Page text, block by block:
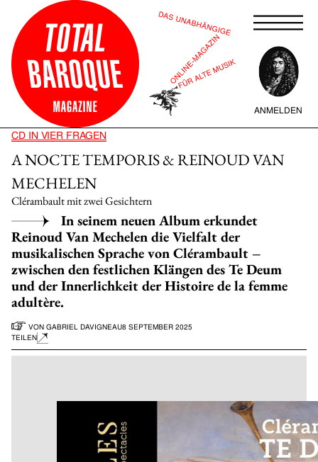
ANMELDEN
CD IN VIER FRAGEN
A NOCTE TEMPORIS & REINOUD VAN
MECHELEN
Clérambault mit zwei Gesichtern
In seinem neuen Album erkundet
Reinoud Van Mechelen die Vielfalt der
musikalischen Sprache von Clérambault –
zwischen den festlichen Klängen des Te Deum
und der Innerlichkeit der Histoire de la femme
adultère.
VON GABRIEL DAVIGNEAU8 SEPTEMBER 2025
TEILEN